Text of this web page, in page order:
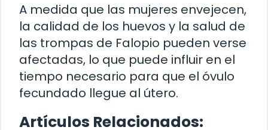
A medida que las mujeres envejecen,
la calidad de los huevos y la salud de
las trompas de Falopio pueden verse
afectadas, lo que puede influir en el
tiempo necesario para que el óvulo
fecundado llegue al útero.
Artículos Relacionados: